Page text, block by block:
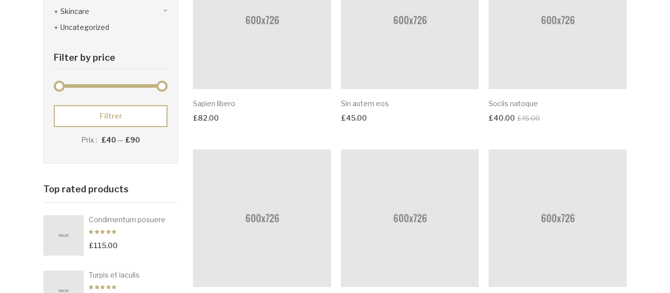
Skincare
Uncategorized
Filter by price
Filtrer
Prix : £40 — £90
Top rated products
Condimentum posuere
£115.00
Turpis et iaculis
Sapien libero
£82.00
Sin autem eos
£45.00
Sociis natoque
£45.00
£40.00